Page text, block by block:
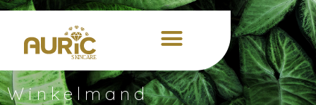
Winkelmand